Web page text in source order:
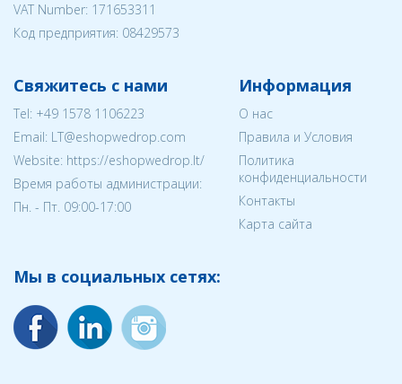
VAT Number: 171653311
Код предприятия: 08429573
Свяжитесь с нами
Tel: +49 1578 1106223
Email: LT@eshopwedrop.com
Website: https://eshopwedrop.lt/
Время работы администрации:
Пн. - Пт. 09:00-17:00
Информация
О нас
Правила и Условия
Политика
конфиденциальности
Контакты
Карта сайта
Мы в социальных сетях: